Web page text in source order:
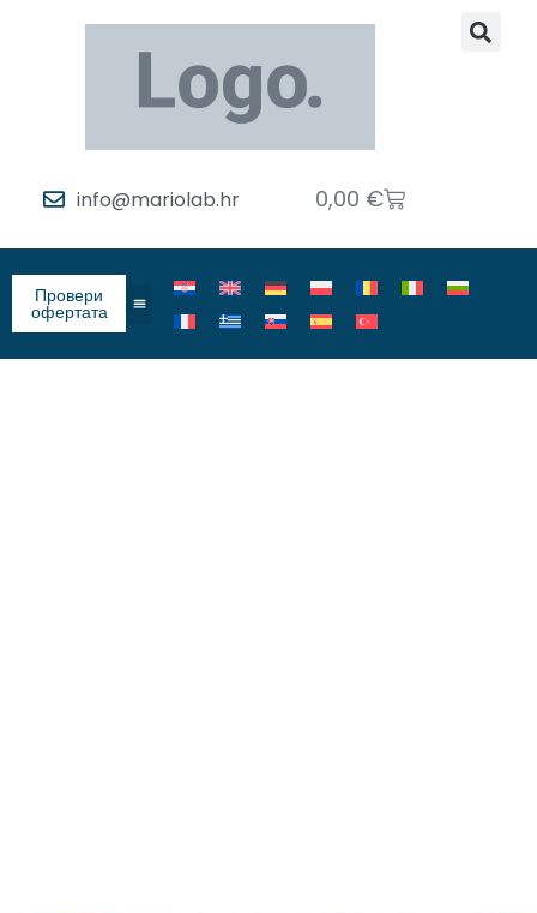
info@mariolab.hr 0,00 €
Провери
офертата